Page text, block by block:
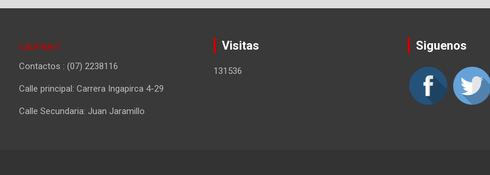
GADPIMET
Contactos : (07) 2238116
Calle principal: Carrera Ingapirca 4-29
Calle Secundaria: Juan Jaramillo
Visitas
131536
Siguenos